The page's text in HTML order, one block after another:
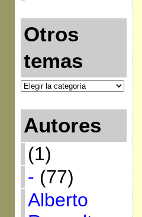
Otros
temas
Autores
(1)
- (77)
Alberto